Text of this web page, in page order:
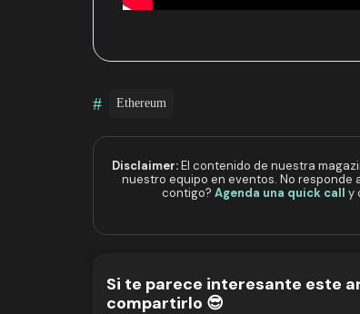
# Ethereum
Disclaimer:El contenido de nuestra
nuestro equipo en eventos. No
contigo? Agenda una quick call y
Si te parece interesante este
compartirlo 😎